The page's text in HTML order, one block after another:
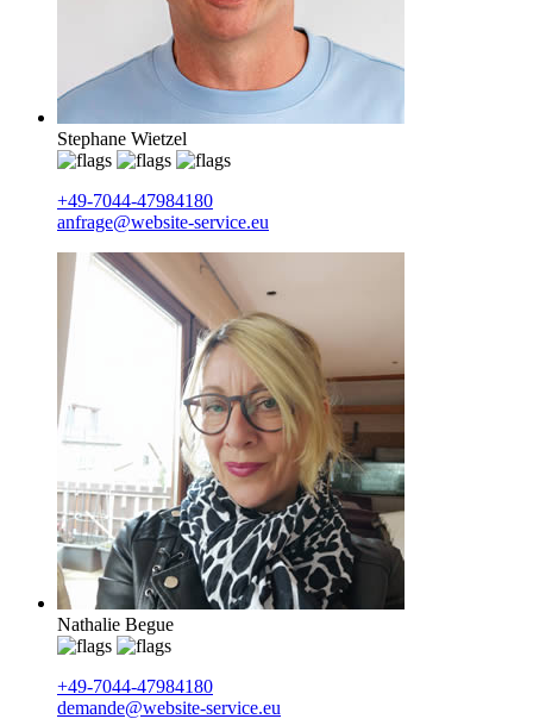
Stephane Wietzel
+49-7044-47984180
anfrage@website-service.eu
Nathalie Begue
+49-7044-47984180
demande@website-service.eu